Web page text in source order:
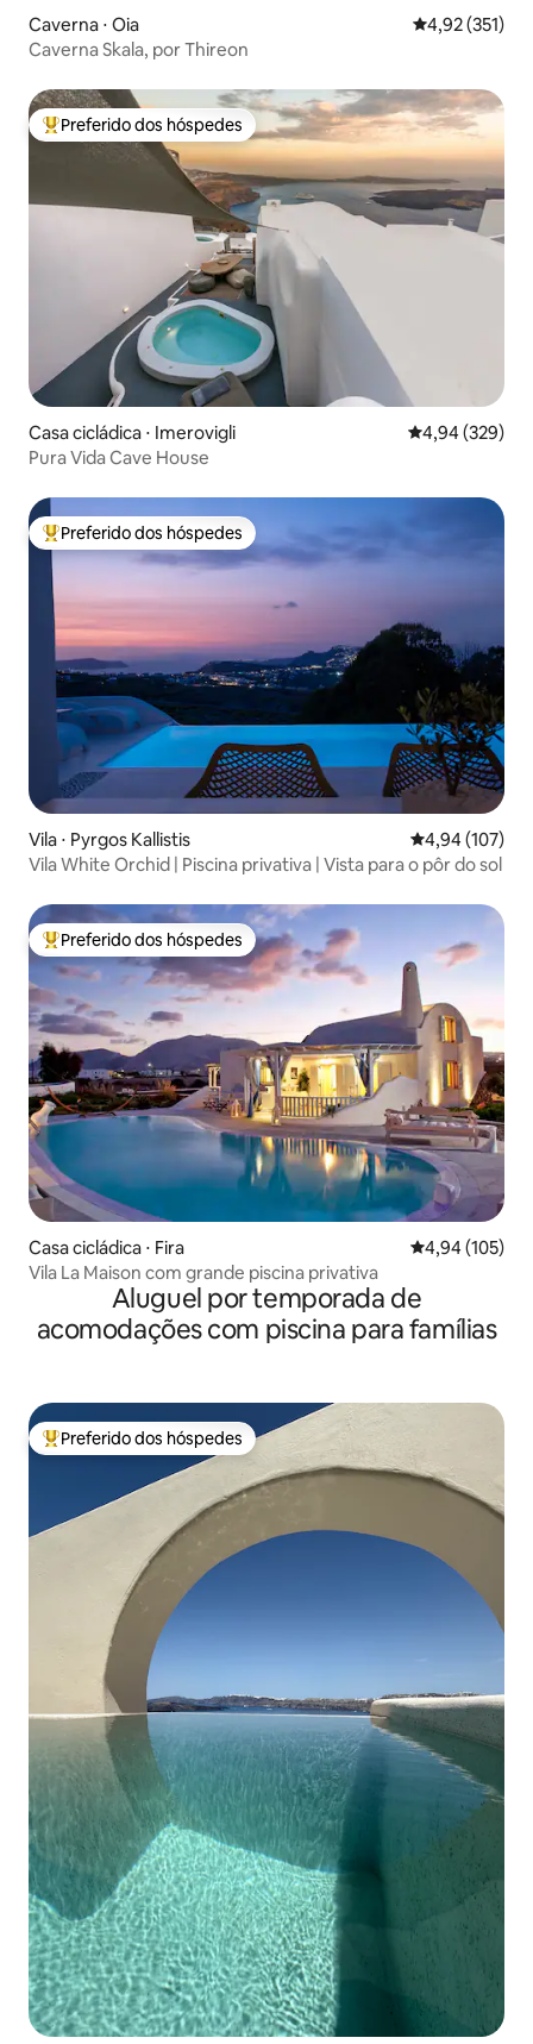
Caverna ⋅ Oia 4,92 de uma
4,92 (351)
Caverna Skala, por Thireon
Entre os melhores preferidos dos hóspedes
Preferido dos hóspedes
Casa cicládica ⋅ Imerovigli 4,94 de uma
4,94 (329)
Pura Vida Cave House
Entre os melhores preferidos dos hóspedes
Preferido dos hóspedes
Vila ⋅ Pyrgos Kallistis 4,94 de uma
4,94 (107)
Vila White Orchid | Piscina privativa | Vista para o pôr do sol
Entre os melhores preferidos dos hóspedes
Preferido dos hóspedes
Casa cicládica ⋅ Fira 4,94 de uma
4,94 (105)
Vila La Maison com grande piscina privativa
Aluguel por temporada de
acomodações com piscina para famílias
Entre os melhores preferidos dos hóspedes
Preferido dos hóspedes